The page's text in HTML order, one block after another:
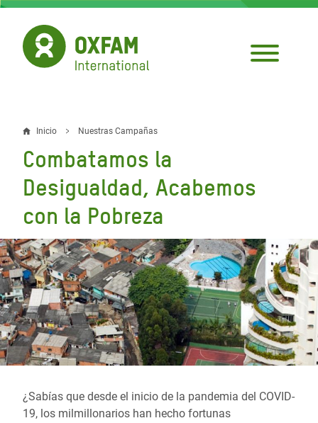
Pasar
contenido
principal
Sobrescribir
enlaces
de
ayuda
a
la
navegación
Inicio Nuestras Campañas
Combatamos la
Desigualdad, Acabemos
con la Pobreza
¿Sabías que desde el inicio de la pandemia del COVID-
19, los milmillonarios han hecho fortunas